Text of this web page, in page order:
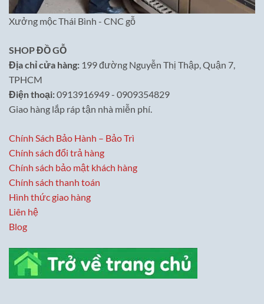
Xưởng mộc Thái Bình - CNC gỗ
SHOP ĐỒ GỖ
Địa chỉ cửa hàng: 199 đường Nguyễn Thị Thập, Quận 7,
TPHCM
Điện thoại:0913916949 - 0909354829
Giao hàng lắp ráp tận nhà miễn phí.
Chính Sách Bảo Hành – Bảo Trì
Chính sách đổi trả hàng
Chính sách bảo mật khách hàng
Chính sách thanh toán
Hình thức giao hàng
Liên hệ
Blog